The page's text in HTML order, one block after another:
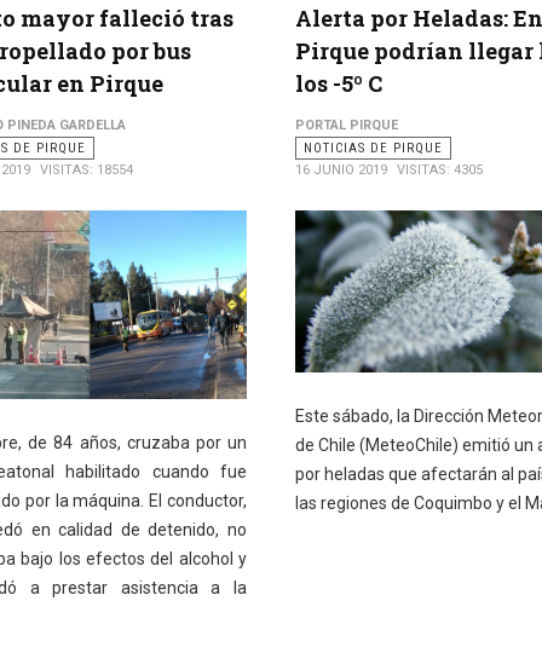
mayor falleció tras
por bus
en Pirque
PINEDA GARDELLA
DE PIRQUE
VISITAS: 18554
de 84 años, cruzaba por un
habilitado cuando fue
por la máquina. El conductor,
en calidad de detenido, no
bajo los efectos del alcohol y
a prestar asistencia a la
Alerta por Heladas: En
Pirque podrían llegar
los -5º C
PORTAL PIRQUE
NOTICIAS DE PIRQUE
16 JUNIO 2019
VISITAS: 4305
Este sábado, la Dirección
de Chile (MeteoChile) emitió un
por heladas que afectarán al
las regiones de Coquimbo y el